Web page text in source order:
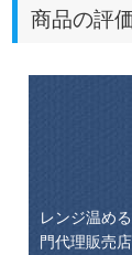
商品の評
レンジ温め
門代理販売